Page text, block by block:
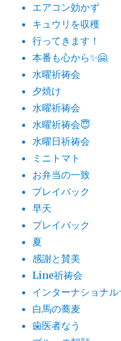
エアコン効かず
キュウリを収穫
行ってきます！
本番も心から✨🤗
水曜祈祷会
夕焼け
水曜祈祷会
水曜祈祷会😇
水曜日祈祷会
ミニトマト
お弁当の一致
プレイバック
早天
プレイバック
夏
感謝と賛美
Line祈祷会
インターナショナ
白馬の蕎麦
歯医者なう